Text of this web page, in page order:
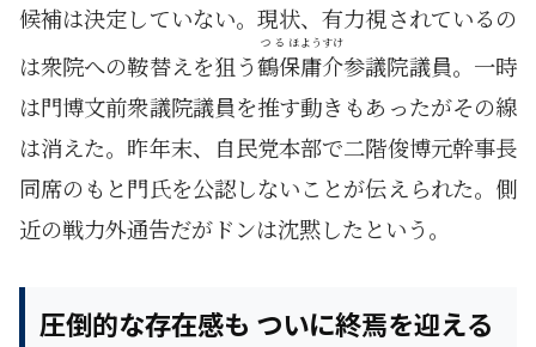
候補は決定していない。現状、有力視されているの
は衆院への鞍替えを狙う鶴保
つるほ
庸介
ようすけ
参議院議員。一時
は門博文前衆議院議員を推す動きもあったがその線
は消えた。昨年末、自民党本部で二階俊博元幹事長
同席のもと門氏を公認しないことが伝えられた。側
近の戦力外通告だがドンは沈黙したという。
圧倒的な存在感も ついに終焉を迎える